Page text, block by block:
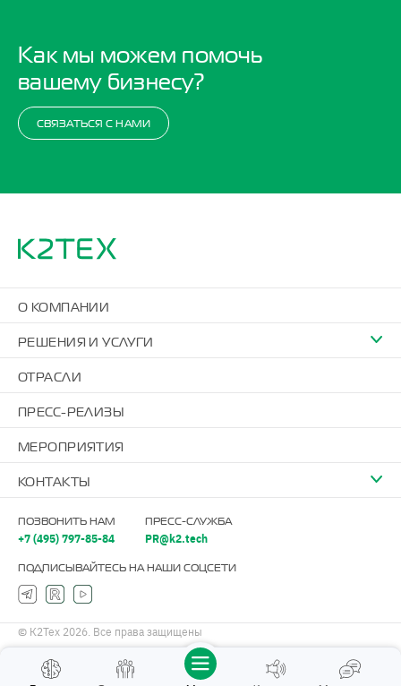
Как мы можем помочь
вашему бизнесу?
СВЯЗАТЬСЯ С НАМИ
О КОМПАНИИ
РЕШЕНИЯ И УСЛУГИ
ОТРАСЛИ
ПРЕСС-РЕЛИЗЫ
МЕРОПРИЯТИЯ
КОНТАКТЫ
ПОЗВОНИТЬ НАМ
+7 (495) 797-85-84
ПРЕСС-СЛУЖБА
PR@k2.tech
ПОДПИСЫВАЙТЕСЬ НА НАШИ СОЦСЕТИ
© К2Тех 2026. Все права защищены